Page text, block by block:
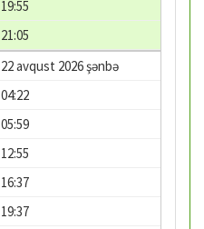
19:55
21:05
22 avqust 2026 şənbə
04:22
05:59
12:55
16:37
19:37